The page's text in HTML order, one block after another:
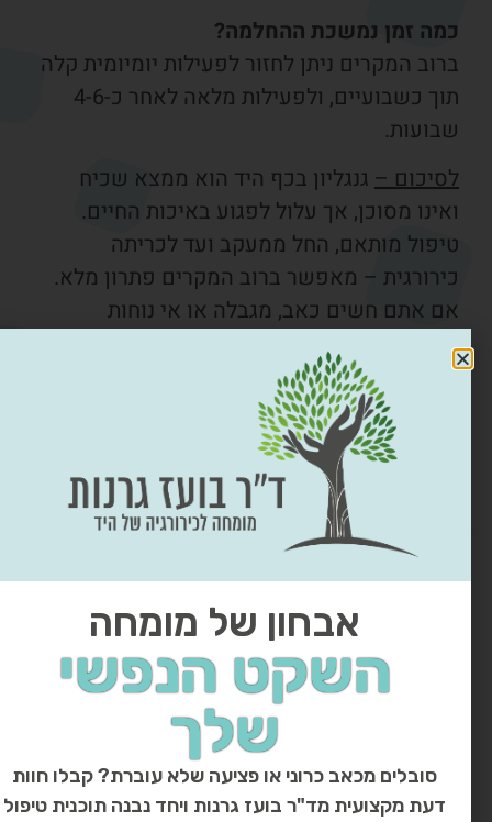
זמן נמשכת ההחלמה?
המקרים ניתן לחזור לפעילות יומיומית קלה
תוך כשבועיים, ולפעילות מלאה לאחר כ-4-6
–גנגליון בכף היד הוא ממצא שכיח
מסוכן, אך עלול לפגוע באיכות החיים.
מותאם, החל ממעקב ועד לכריתה
– מאפשר ברוב המקרים פתרון מלא.
אתם חשים כאב, מגבלה או אי נוחות
מגנגליון, מומלץ לפנות לייעוץ אצל
כף יד שיתאים לכם את הגישה הטיפולית
כשזו שתסייע לכם לחזור לשגרת
ד״ר בועז גרנות
בועז גרנות – מומחה לכירורגיה של היד
ומומחה בכירורגיה אורתופדית.
תחום כירורגיית היד במרכז הרפואי הלל
בעל ניסיון רב בכריתת גנגליונים בשיטות
חבר באיגודים מקצועיים בינלאומיים,
לשלב מקצועיות עם גישה אישית
נוסףעל ד"ר גרנות
אבחון של מומחה
השקט הנפשי
שלך
סובלים מכאב כרוני או פציעה שלא עוברת? קבלו חוות
דעת מקצועית מד"ר בועז גרנות ויחד נבנה תוכנית טיפול